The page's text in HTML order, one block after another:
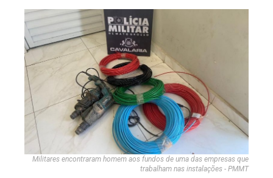
Militares encontraram homem aos fundos de uma das empresas que
trabalham nas instalações - PMMT